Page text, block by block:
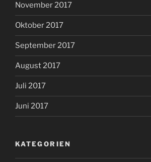
November 2017
Oktober 2017
September 2017
August 2017
Juli 2017
Juni 2017
KATEGORIEN